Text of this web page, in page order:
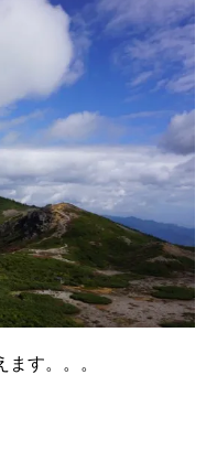
す。。。